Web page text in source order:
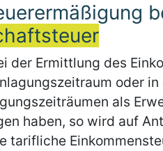
der Ermittlung des
oder
als
haben, so wird auf
tarifliche